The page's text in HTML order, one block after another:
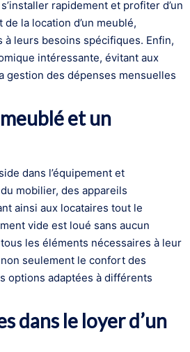
rapidement et profiter d’un
la location d’un meublé,
leurs besoins spécifiques. Enfin,
intéressante, évitant aux
gestion des dépenses mensuelles
et un
dans l’équipement et
mobilier, des appareils
ainsi aux locataires tout le
vide est loué sans aucun
les éléments nécessaires à leur
seulement le confort des
options adaptées à différents
dans le loyer d’un